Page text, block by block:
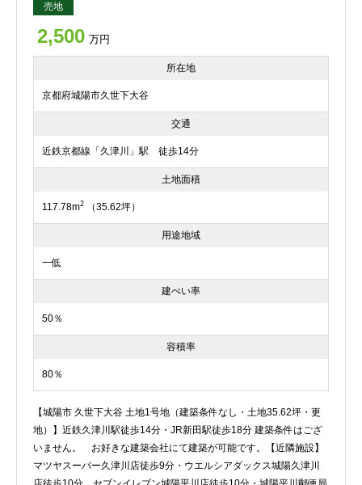
売地
2,500 万円
所在地
京都府城陽市久世下大谷
交通
近鉄京都線「久津川」駅 徒歩14分
土地面積
117.78m2 （35.62坪）
用途地域
一低
建ぺい率
50％
容積率
80％
【城陽市 久世下大谷 土地1号地（建築条件なし・土地35.62坪・更
地）】近鉄久津川駅徒歩14分・JR新田駅徒歩18分 建築条件はござ
いません。 お好きな建築会社にて建築が可能です。【近隣施設】
マツヤスーパー久津川店徒歩9分・ウエルシアダックス城陽久津川